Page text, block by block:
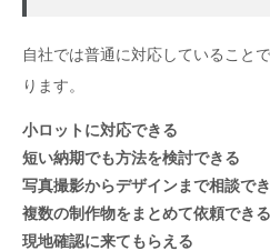
自社では普通に対応していること
ります。
小ロットに対応できる
短い納期でも方法を検討できる
写真撮影からデザインまで相談で
複数の制作物をまとめて依頼できる
現地確認に来てもらえる